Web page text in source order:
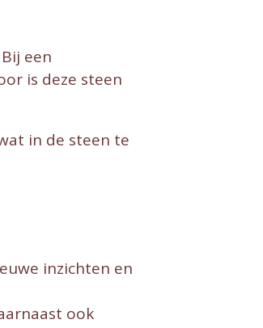
een
is deze steen
in de steen te
inzichten en
ook